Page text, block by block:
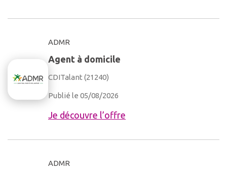
ADMR
Agent à domicile
CDITalant (21240)
Publié le 05/08/2026
Je découvre l’offre
ADMR